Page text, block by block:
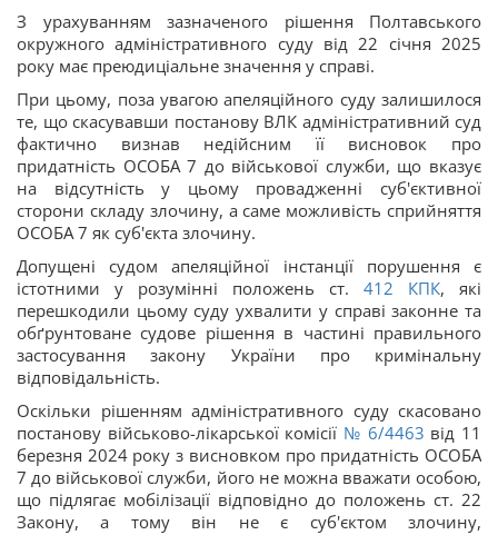
З урахуванням зазначеного рішення Полтавського
окружного адміністративного суду від 22 січня 2025
року має преюдиціальне значення у справі.
При цьому, поза увагою апеляційного суду залишилося
те, що скасувавши постанову ВЛК адміністративний суд
фактично визнав недійсним її висновок про
придатність ОСОБА 7 до військової служби, що вказує
на відсутність у цьому провадженні суб'єктивної
сторони складу злочину, а саме можливість сприйняття
ОСОБА 7 як суб'єкта злочину.
Допущені судом апеляційної інстанції порушення є
істотними у розумінні положень ст. 412 КПК, які
перешкодили цьому суду ухвалити у справі законне та
обґрунтоване судове рішення в частині правильного
застосування закону України про кримінальну
відповідальність.
Оскільки рішенням адміністративного суду скасовано
постанову військово-лікарської комісії № 6/4463 від 11
березня 2024 року з висновком про придатність ОСОБА
7 до військової служби, його не можна вважати особою,
що підлягає мобілізації відповідно до положень ст. 22
Закону, а тому він не є суб'єктом злочину,